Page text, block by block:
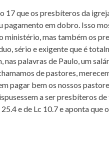
17 que os presbíteros da
pagamento em dobro. Isso
ministério, mas também os
sério e exigente que é
nas palavras de Paulo, um
de pastores,
pagar bem os nossos
a ser presbíteros
e de Lc 10.7 e aponta